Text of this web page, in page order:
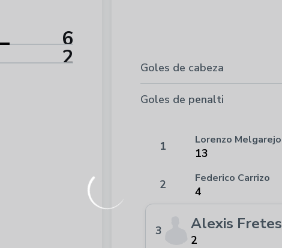
Goles de cabeza
Goles de penalti
1 Lorenzo Melgarejo
13
2 Federico Carrizo
4
3 Alexis Fretes
2
6
2